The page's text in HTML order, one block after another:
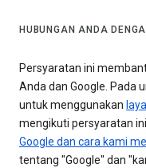
HUBUNGAN ANDA
Persyaratan ini
Anda dan Google. Pada
untuk menggunakan
mengikuti persyaratan
Google dan cara kami
tentang "Google" dan